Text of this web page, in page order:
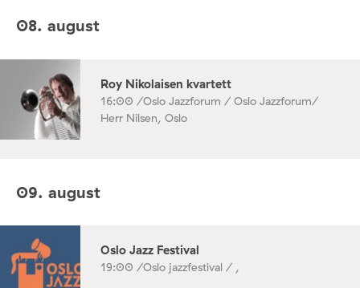
08. august
Roy Nikolaisen kvartett
16:00 /Oslo Jazzforum / Oslo Jazzforum/
Herr Nilsen, Oslo
09. august
Oslo Jazz Festival
19:00 /Oslo jazzfestival / ,